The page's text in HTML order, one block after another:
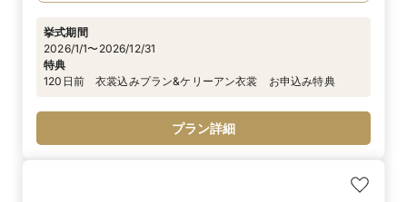
挙式期間
2026/1/1〜2026/12/31
特典
120日前 衣裳込みプラン&ケリーアン衣裳 お申込み特典
プラン詳細